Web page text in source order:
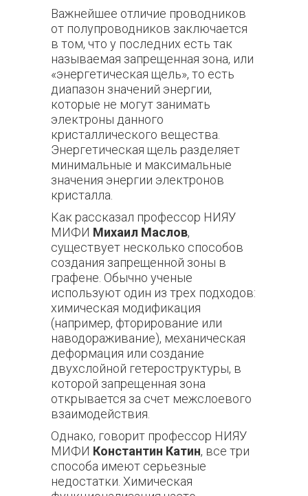
Важнейшее отличие проводников
от полупроводников заключается
в том, что у последних есть так
называемая запрещенная зона, или
«энергетическая щель», то есть
диапазон значений энергии,
которые не могут занимать
электроны данного
кристаллического вещества.
Энергетическая щель разделяет
минимальные и максимальные
значения энергии электронов
кристалла.
Как рассказал профессор НИЯУ
МИФИ Михаил Маслов,
существует несколько способов
создания запрещенной зоны в
графене. Обычно ученые
используют один из трех подходов:
химическая модификация
(например, фторирование или
наводораживание), механическая
деформация или создание
двухслойной гетероструктуры, в
которой запрещенная зона
открывается за счет межслоевого
взаимодействия.
Однако, говорит профессор НИЯУ
МИФИ Константин Катин, все три
способа имеют серьезные
недостатки. Химическая